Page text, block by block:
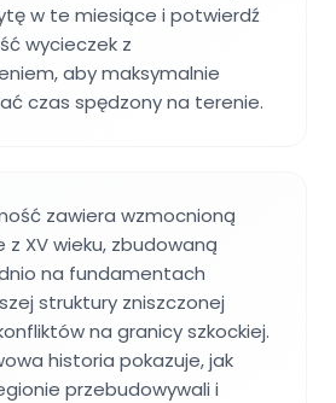
w te miesiące i potwierdź
wycieczek z
aby maksymalnie
czas spędzony na terenie.
zawiera wzmocnioną
z XV wieku, zbudowaną
na fundamentach
struktury zniszczonej
na granicy szkockiej.
historia pokazuje, jak
przebudowywali i